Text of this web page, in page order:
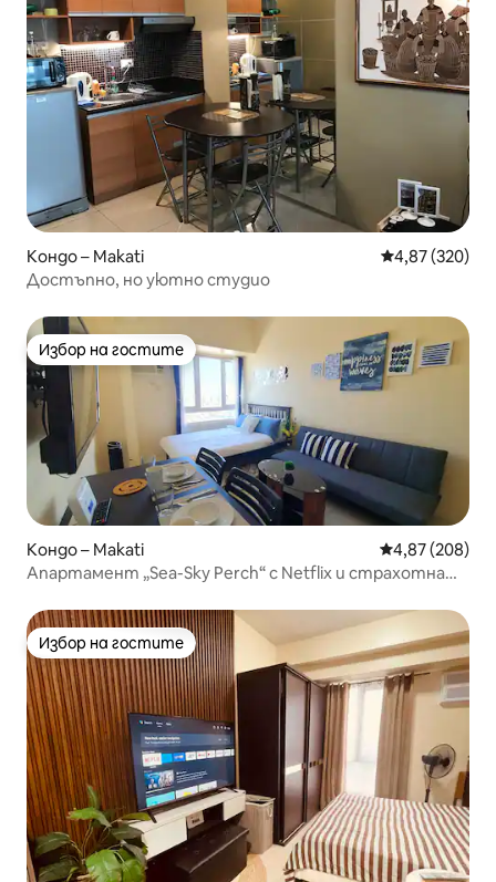
Кондо – Makati Средна
4,87 (320)
Достъпно, но уютно студио
Избор на гостите
Избор на гостите
Кондо – Makati Средна
4,87 (208)
Апартамент „Sea-Sky Perch“ с Netflix и страхотна
Избор на гостите
Избор на гостите